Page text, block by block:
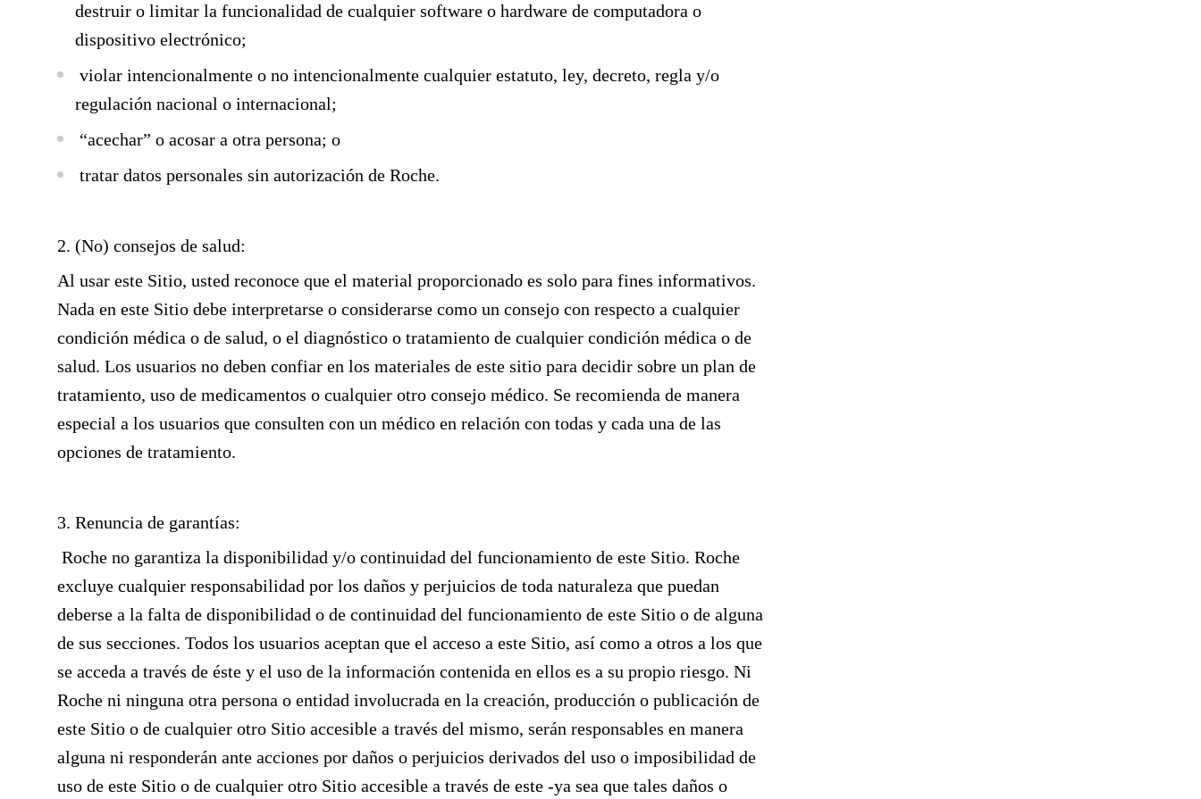
destruir o limitar la funcionalidad de cualquier software o hardware de computadora o
dispositivo electrónico;
violar intencionalmente o no intencionalmente cualquier estatuto, ley, decreto, regla y/o
regulación nacional o internacional;
“acechar” o acosar a otra persona; o
tratar datos personales sin autorización de Roche.
2. (No) consejos de salud:
Al usar este Sitio, usted reconoce que el material proporcionado es solo para fines informativos.
Nada en este Sitio debe interpretarse o considerarse como un consejo con respecto a cualquier
condición médica o de salud, o el diagnóstico o tratamiento de cualquier condición médica o de
salud. Los usuarios no deben confiar en los materiales de este sitio para decidir sobre un plan de
tratamiento, uso de medicamentos o cualquier otro consejo médico. Se recomienda de manera
especial a los usuarios que consulten con un médico en relación con todas y cada una de las
opciones de tratamiento.
3. Renuncia de garantías:
Roche no garantiza la disponibilidad y/o continuidad del funcionamiento de este Sitio. Roche
excluye cualquier responsabilidad por los daños y perjuicios de toda naturaleza que puedan
deberse a la falta de disponibilidad o de continuidad del funcionamiento de este Sitio o de alguna
de sus secciones. Todos los usuarios aceptan que el acceso a este Sitio, así como a otros a los que
se acceda a través de éste y el uso de la información contenida en ellos es a su propio riesgo. Ni
Roche ni ninguna otra persona o entidad involucrada en la creación, producción o publicación de
este Sitio o de cualquier otro Sitio accesible a través del mismo, serán responsables en manera
alguna ni responderán ante acciones por daños o perjuicios derivados del uso o imposibilidad de
uso de este Sitio o de cualquier otro Sitio accesible a través de este -ya sea que tales daños o